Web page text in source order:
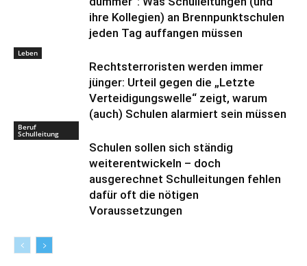
ihre Kollegien) an Brennpunktschulen
jeden Tag auffangen müssen
Leben
Rechtsterroristen werden immer
jünger: Urteil gegen die „Letzte
Verteidigungswelle“ zeigt, warum
(auch) Schulen alarmiert sein müssen
Beruf
Schulleitung
Schulen sollen sich ständig
weiterentwickeln – doch
ausgerechnet Schulleitungen fehlen
dafür oft die nötigen
Voraussetzungen